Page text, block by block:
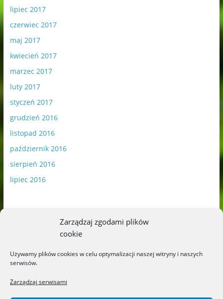
Zarządzaj zgodami plików
cookie
Używamy plików cookies w celu optymalizacji naszej witryny i naszych
serwisów.
Zarządzaj serwisami
lipiec 2017
czerwiec 2017
maj 2017
kwiecień 2017
marzec 2017
luty 2017
styczeń 2017
grudzień 2016
listopad 2016
październik 2016
sierpień 2016
lipiec 2016